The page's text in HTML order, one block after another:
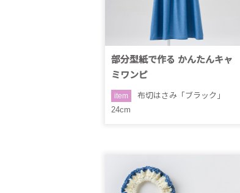
部分型紙で作る かんたんキャ
ミワンピ
item
布切はさみ「ブラック」
24cm